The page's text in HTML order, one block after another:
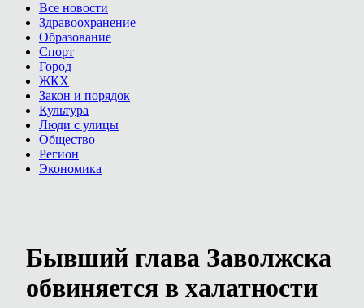
Все новости
Здравоохранение
Образование
Спорт
Город
ЖКХ
Закон и порядок
Культура
Люди с улицы
Общество
Регион
Экономика
Бывший глава Заволжска
обвиняется в халатности